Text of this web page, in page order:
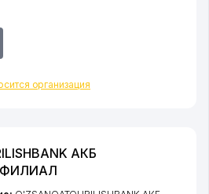
организация
АКБ